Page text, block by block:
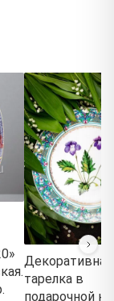
Декоративная
тарелка в
подарочной